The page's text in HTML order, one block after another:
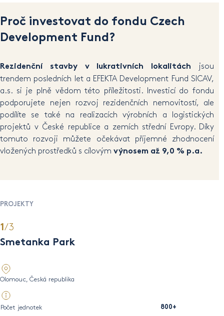
Proč investovat do fondu Czech
Development Fund?
Rezidenční stavby v lukrativních lokalitách jsou
trendem posledních let a EFEKTA Development Fund SICAV,
a.s. si je plně vědom této příležitosti. Investicí do fondu
podporujete nejen rozvoj rezidenčních nemovitostí, ale
podílíte se také na realizacích výrobních a logistických
projektů v České republice a zemích střední Evropy. Díky
tomuto rozvoji můžete očekávat příjemné zhodnocení
vložených prostředků s cílovým výnosem až 9,0 % p.a.
PROJEKTY
1/3
Smetanka Park
Olomouc, Česká republika
Počet jednotek 800+